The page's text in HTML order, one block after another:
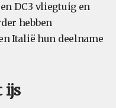
DC3 vliegtuig en
hebben
Italië hun deelname
ijs